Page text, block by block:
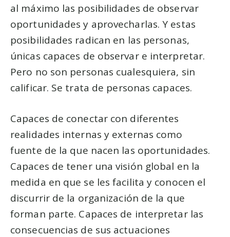
al máximo las posibilidades de observar
oportunidades y aprovecharlas. Y estas
posibilidades radican en las personas,
únicas capaces de observar e interpretar.
Pero no son personas cualesquiera, sin
calificar. Se trata de personas capaces.
Capaces de conectar con diferentes
realidades internas y externas como
fuente de la que nacen las oportunidades.
Capaces de tener una visión global en la
medida en que se les facilita y conocen el
discurrir de la organización de la que
forman parte. Capaces de interpretar las
consecuencias de sus actuaciones